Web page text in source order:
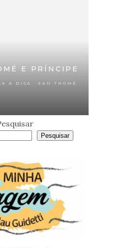
E PRÍNCIPE
A DICA SAN THOMÉ
Pesquisar